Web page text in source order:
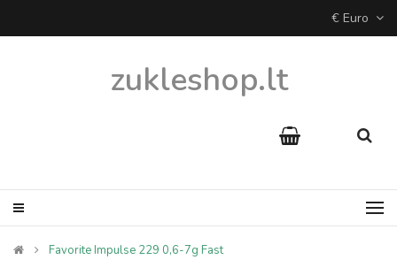
zukleshop.lt
Favorite Impulse 229 0,6-7g Fast